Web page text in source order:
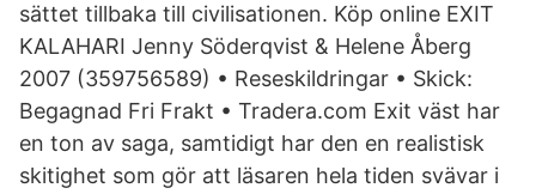
sättet tillbaka till civilisationen. Köp online EXIT
KALAHARI Jenny Söderqvist & Helene Åberg
2007 (359756589) • Reseskildringar • Skick:
Begagnad Fri Frakt • Tradera.com Exit väst har
en ton av saga, samtidigt har den en realistisk
skitighet som gör att läsaren hela tiden svävar i